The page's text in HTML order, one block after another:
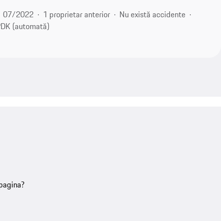
07/2022 1 proprietar anterior
Nu există accidente
(automată)